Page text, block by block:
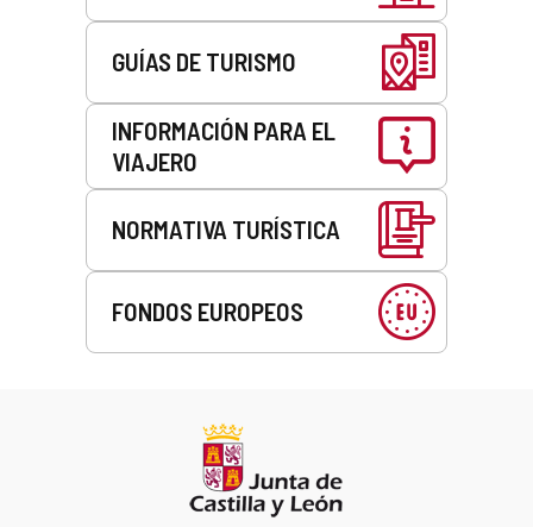
GUÍAS DE TURISMO
INFORMACIÓN PARA EL
VIAJERO
NORMATIVA TURÍSTICA
FONDOS EUROPEOS